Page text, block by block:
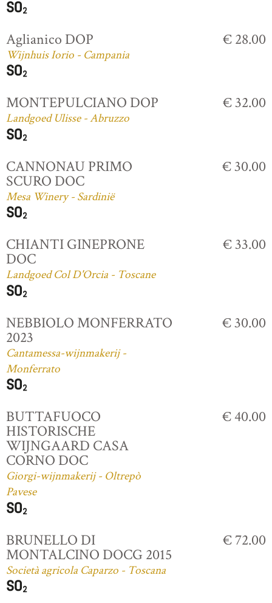
Aglianico DOP
Wijnhuis Iorio - Campania
€ 28.00
MONTEPULCIANO DOP
Landgoed Ulisse - Abruzzo
€ 32.00
CANNONAU PRIMO
SCURO DOC
Mesa Winery - Sardinië
€ 30.00
CHIANTI GINEPRONE
DOC
Landgoed Col D'Orcia - Toscane
€ 33.00
NEBBIOLO MONFERRATO
2023
Cantamessa-wijnmakerij -
Monferrato
€ 30.00
BUTTAFUOCO
HISTORISCHE
WIJNGAARD CASA
CORNO DOC
Giorgi-wijnmakerij - Oltrepò
Pavese
€ 40.00
BRUNELLO DI
MONTALCINO DOCG 2015
Società agricola Caparzo - Toscana
€ 72.00